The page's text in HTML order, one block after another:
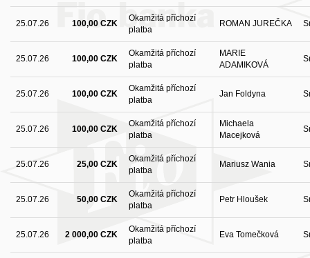
25.07.26 100,00 CZK
Okamžitá příchozí
platba
ROMAN JUREČKA
25.07.26 100,00 CZK
Okamžitá příchozí
platba
MARIE
ADAMIKOVÁ
25.07.26 100,00 CZK
Okamžitá příchozí
platba
Jan Foldyna
25.07.26 100,00 CZK
Okamžitá příchozí
platba
Michaela
Macejková
25.07.26 25,00 CZK
Okamžitá příchozí
platba
Mariusz Wania
25.07.26 50,00 CZK
Okamžitá příchozí
platba
Petr Hloušek
25.07.26 2 000,00 CZK
Okamžitá příchozí
platba
Eva Tomečková